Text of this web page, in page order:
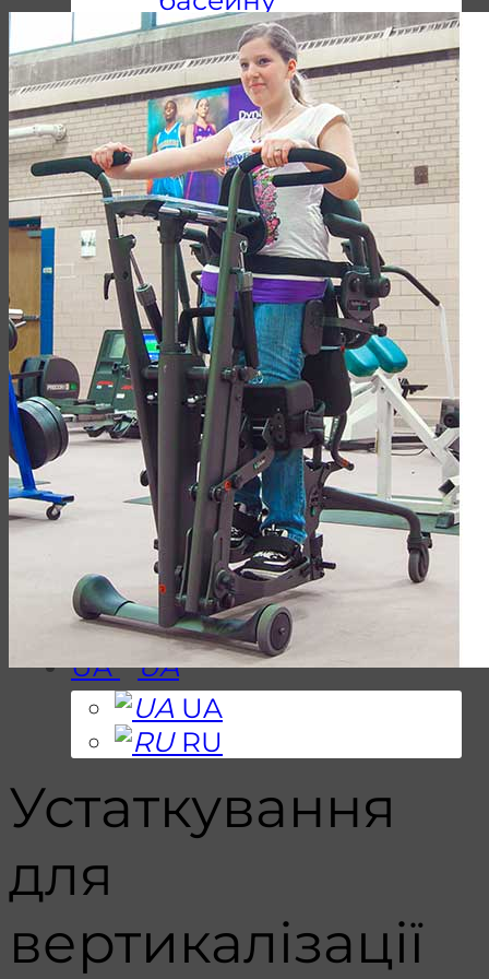
Мобільні
підйомники
Пандуси
Підйомні платформи
Чому Ми
10 Наших Переваг
Про компанію
Наші Клієнти
Наші Каталоги
Контакти
Шукати:
(044)339-95-85
9:00 -18:00
(044)339-95-85
9:00 -18:00
UA
UA
RU
Устаткування
для
вертикалізації